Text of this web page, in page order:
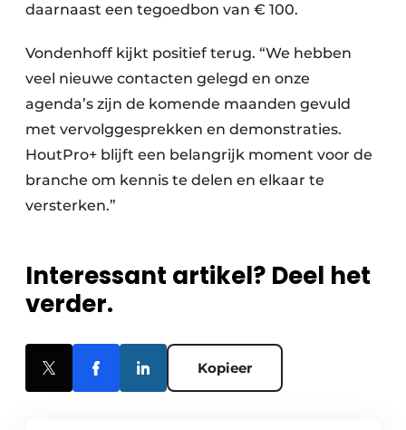
daarnaast een tegoedbon van € 100.
Vondenhoff kijkt positief terug. “We hebben
veel nieuwe contacten gelegd en onze
agenda’s zijn de komende maanden gevuld
met vervolggesprekken en demonstraties.
HoutPro+ blijft een belangrijk moment voor de
branche om kennis te delen en elkaar te
versterken.”
Interessant artikel? Deel het
verder.
Kopieer